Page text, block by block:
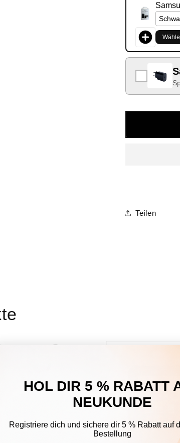
Teilen
HOL DIR 5 % RABATT
NEUKUNDE
Registriere dich und sichere dir 5 % Rabatt auf
Bestellung